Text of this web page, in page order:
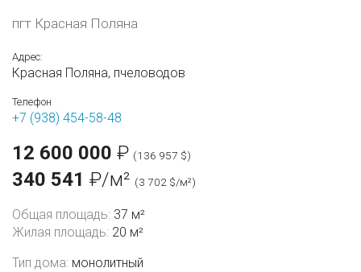
пгт Красная Поляна
Адрес:
Красная Поляна, пчеловодов
Телефон
+7 (938) 454-58-48
12 600 000 ₽ (136 957 $)
340 541 ₽/м² (3 702 $/м²)
Общая площадь: 37 м²
Жилая площадь: 20 м²
Тип дома: монолитный